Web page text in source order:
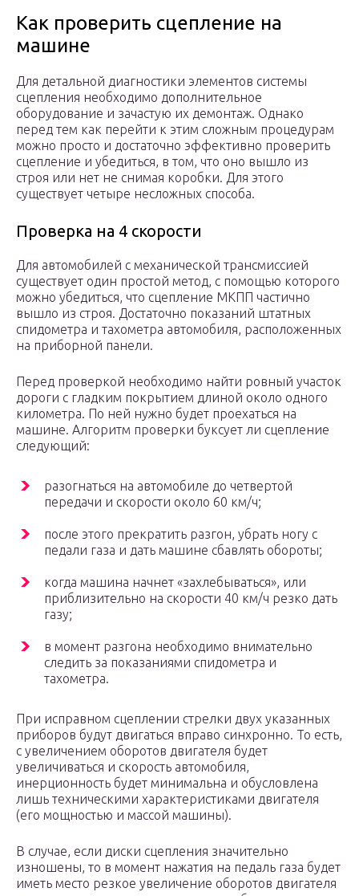
Как проверить сцепление на
машине
Для детальной диагностики элементов системы
сцепления необходимо дополнительное
оборудование и зачастую их демонтаж. Однако
перед тем как перейти к этим сложным процедурам
можно просто и достаточно эффективно проверить
сцепление и убедиться, в том, что оно вышло из
строя или нет не снимая коробки. Для этого
существует четыре несложных способа.
Проверка на 4 скорости
Для автомобилей с механической трансмиссией
существует один простой метод, с помощью которого
можно убедиться, что сцепление МКПП частично
вышло из строя. Достаточно показаний штатных
спидометра и тахометра автомобиля, расположенных
на приборной панели.
Перед проверкой необходимо найти ровный участок
дороги с гладким покрытием длиной около одного
километра. По ней нужно будет проехаться на
машине. Алгоритм проверки буксует ли сцепление
следующий:
разогнаться на автомобиле до четвертой
передачи и скорости около 60 км/ч;
после этого прекратить разгон, убрать ногу с
педали газа и дать машине сбавлять обороты;
когда машина начнет «захлебываться», или
приблизительно на скорости 40 км/ч резко дать
газу;
в момент разгона необходимо внимательно
следить за показаниями спидометра и
тахометра.
При исправном сцеплении стрелки двух указанных
приборов будут двигаться вправо синхронно. То есть,
с увеличением оборотов двигателя будет
увеличиваться и скорость автомобиля,
инерционность будет минимальна и обусловлена
лишь техническими характеристиками двигателя
(его мощностью и массой машины).
В случае, если диски сцепления значительно
изношены, то в момент нажатия на педаль газа будет
иметь место резкое увеличение оборотов двигателя